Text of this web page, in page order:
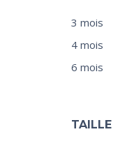
3 mois
4 mois
6 mois
TAILLE